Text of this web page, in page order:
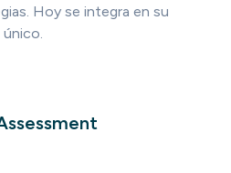
Hoy se integra en su